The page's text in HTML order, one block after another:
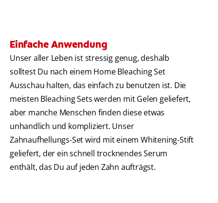
Einfache Anwendung
Unser aller Leben ist stressig genug, deshalb
solltest Du nach einem Home Bleaching Set
Ausschau halten, das einfach zu benutzen ist. Die
meisten Bleaching Sets werden mit Gelen geliefert,
aber manche Menschen finden diese etwas
unhandlich und kompliziert. Unser
Zahnaufhellungs-Set wird mit einem Whitening-Stift
geliefert, der ein schnell trocknendes Serum
enthält, das Du auf jeden Zahn aufträgst.